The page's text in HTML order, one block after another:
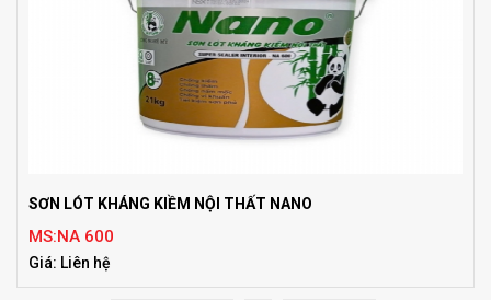
SƠN LÓT KHÁNG KIỀM NỘI THẤT NANO
MS:NA 600
Giá: Liên hệ